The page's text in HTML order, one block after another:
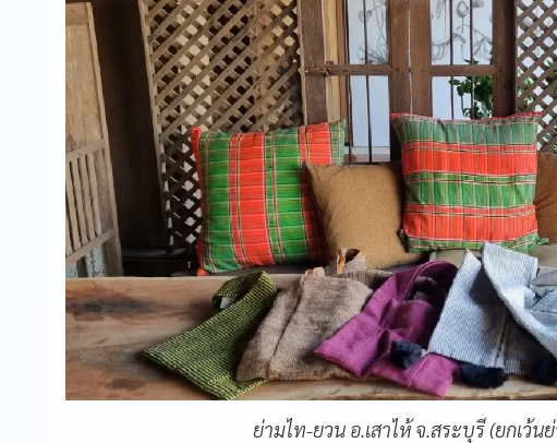
ย่ามไท-ยวน อ.เสาไห้ จ.สระบุรี (ยกเว้